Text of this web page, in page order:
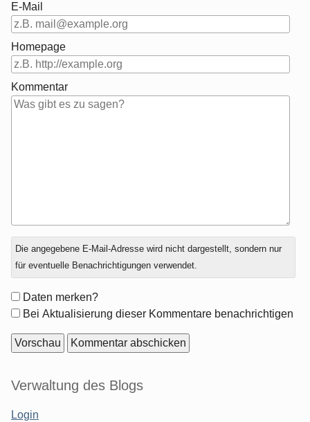
E-Mail
Homepage
Kommentar
Antwort
zu
Die angegebene E-Mail-Adresse wird nicht dargestellt, sondern nur
für eventuelle Benachrichtigungen verwendet.
Formular-
Optionen
Daten merken?
Bei Aktualisierung dieser Kommentare benachrichtigen
Seitenleiste
Verwaltung des Blogs
Login